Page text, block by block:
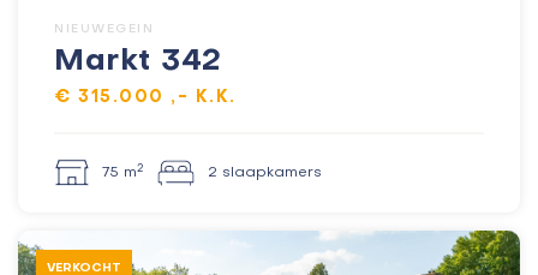
NIEUWEGEIN
Markt 342
€ 315.000 ,- K.K.
75 m2 2 slaapkamers
VERKOCHT